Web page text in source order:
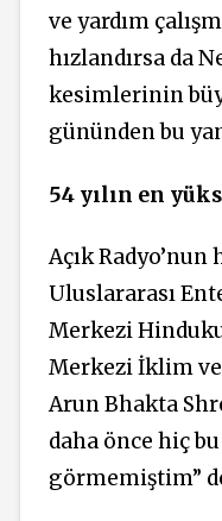
ve yardım
hızlandırsa da
kesimlerinin
gününden bu
54 yılın en
Açık
Uluslararası
Merkezi
Merkezi İklim
Arun Bhakta
daha önce hiç
görmemiştim”